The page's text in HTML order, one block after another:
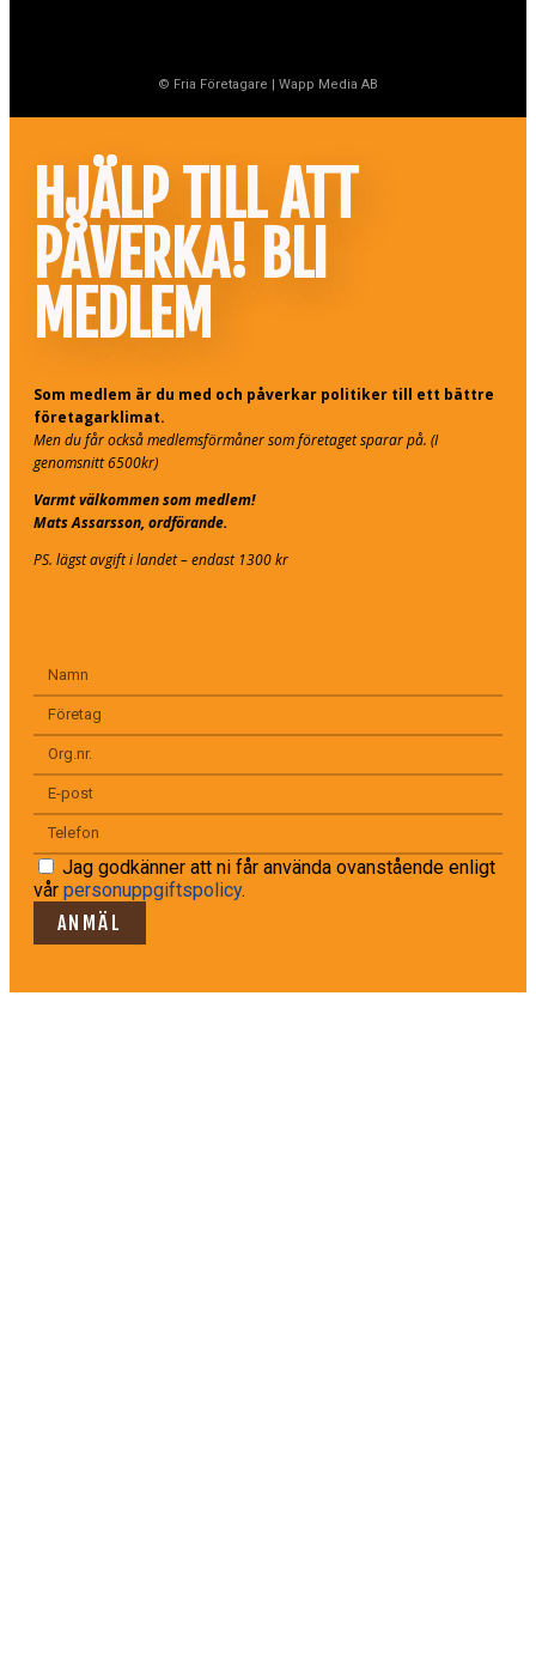
© Fria Företagare | Wapp Media AB
HJÄLP TILL ATT
PÅVERKA! BLI
MEDLEM
Som medlem är du med och påverkar politiker till ett bättre
företagarklimat.
Men du får också medlemsförmåner som företaget sparar på. (I
genomsnitt 6500kr)
Varmt välkommen som medlem!
Mats Assarsson, ordförande.
PS. lägst avgift i landet – endast 1300 kr
Jag godkänner att ni får använda ovanstående enligt
vår personuppgiftspolicy.
ANMÄL